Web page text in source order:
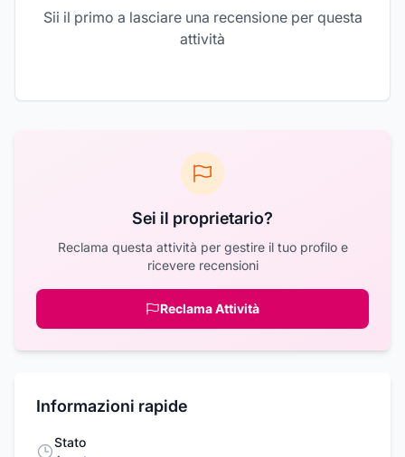
Sii il primo a lasciare una recensione per questa
attività
Sei il proprietario?
Reclama questa attività per gestire il tuo profilo e
ricevere recensioni
Reclama Attività
Informazioni rapide
Stato